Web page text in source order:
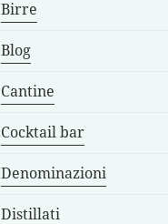
Birre
Blog
Cantine
Cocktail bar
Denominazioni
Distillati